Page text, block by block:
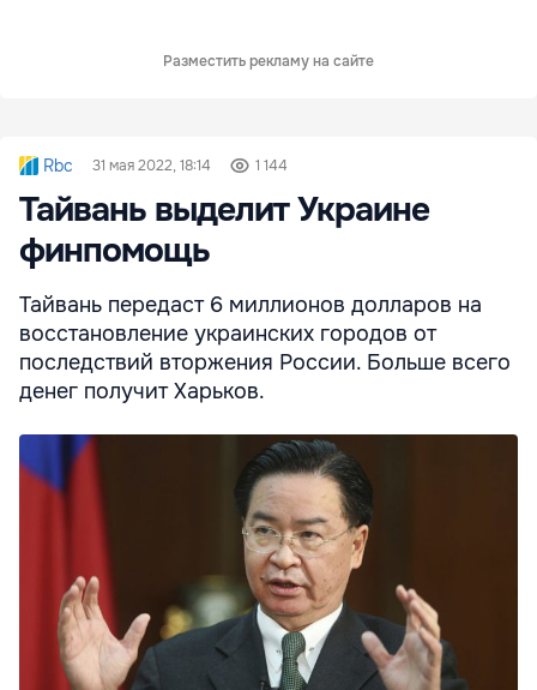
Разместить рекламу на сайте
Rbc 31 мая 2022, 18:14 1 144
Тайвань выделит Украине
финпомощь
Тайвань передаст 6 миллионов долларов на
восстановление украинских городов от
последствий вторжения России. Больше всего
денег получит Харьков.